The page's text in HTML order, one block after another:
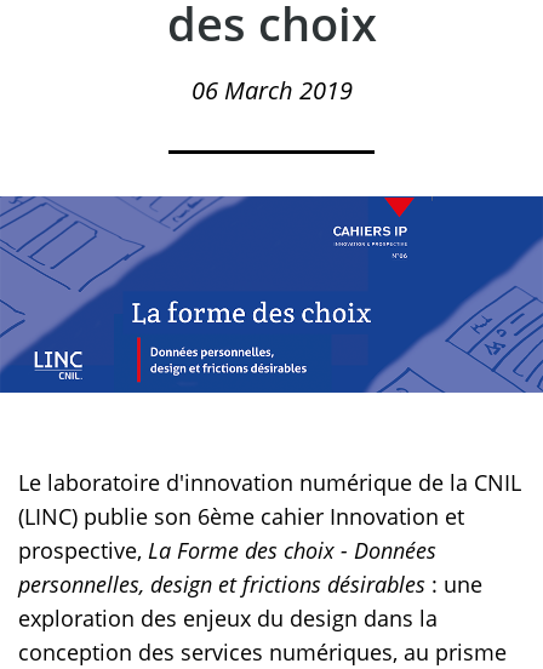
des choix
06 March 2019
Le laboratoire d'innovation numérique de la CNIL
(LINC) publie son 6ème cahier Innovation et
prospective, La Forme des choix - Données
personnelles, design et frictions désirables : une
exploration des enjeux du design dans la
conception des services numériques, au prisme